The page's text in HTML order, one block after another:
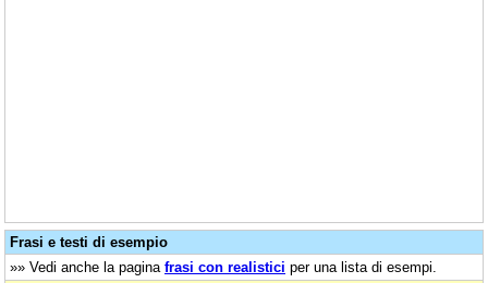
Frasi e testi di esempio
»» Vedi anche la pagina frasi con realistici per una lista di esempi.